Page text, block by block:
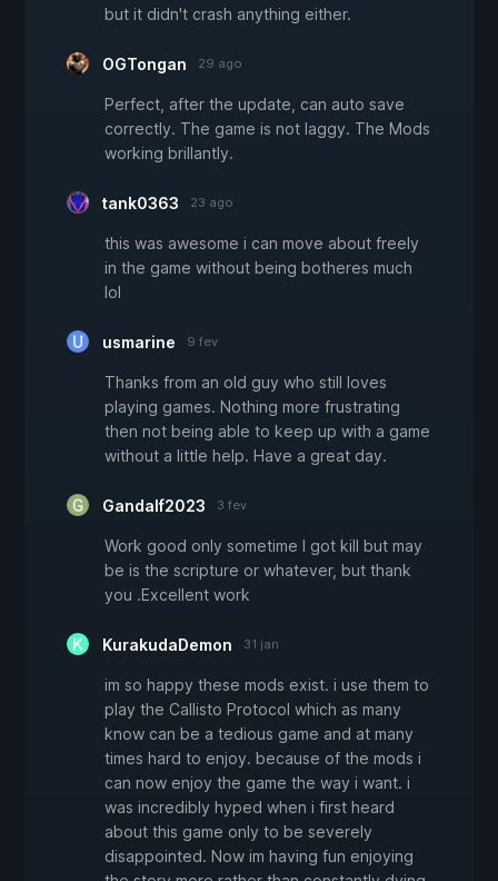
but it didn't crash anything either.
OGTongan 29 ago
Perfect, after the update, can auto save
correctly. The game is not laggy. The Mods
working brillantly.
tank0363 23 ago
this was awesome i can move about freely
in the game without being botheres much
lol
usmarine 9 fev
Thanks from an old guy who still loves
playing games. Nothing more frustrating
then not being able to keep up with a game
without a little help. Have a great day.
Gandalf2023 3 fev
Work good only sometime I got kill but may
be is the scripture or whatever, but thank
you .Excellent work
KurakudaDemon 31 jan
im so happy these mods exist. i use them to
play the Callisto Protocol which as many
know can be a tedious game and at many
times hard to enjoy. because of the mods i
can now enjoy the game the way i want. i
was incredibly hyped when i first heard
about this game only to be severely
disappointed. Now im having fun enjoying